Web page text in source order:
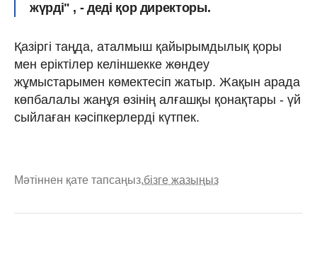
жүрді" , - деді қор директоры.
Қазіргі таңда, аталмыш қайырымдылық қоры
мен еріктілер келіншекке жөндеу
жұмыстарымен көмектесіп жатыр. Жақын арада
көпбалалы жанұя өзінің алғашқы қонақтары - үй
сыйлаған кәсіпкерлерді күтпек.
Мәтіннен қате тапсаңыз,бізге жазыңыз